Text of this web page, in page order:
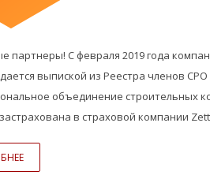
партнеры! С февраля 2019 года
выпиской из Реестра членов
объединение строительных
в страховой компании